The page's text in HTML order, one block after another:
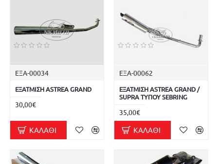
ΕΞΑ-00034
ΕΞΑΤΜΙΣΗ ASTREA GRAND
30,00€
ΚΑΛΆΘΙ
ΕΞΑ-00062
ΕΞΑΤΜΙΣΗ ASTREA GRAND /
SUPRA ΤΥΠΟΥ SEBRING
35,00€
ΚΑΛΆΘΙ